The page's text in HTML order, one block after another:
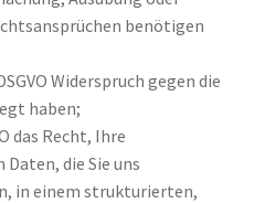
benötigen
Widerspruch gegen die
haben;
das Recht, Ihre
die Sie uns
in einem strukturierten,